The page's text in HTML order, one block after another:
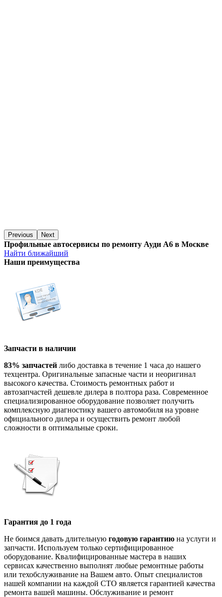
Previous Next
Профильные автосервисы по ремонту Ауди А6 в Москве
Найти ближайший
Наши преимущества
Запчасти в наличии
83% запчастей либо доставка в течение 1 часа до нашего
техцентра. Оригинальные запасные части и неоригинал
высокого качества. Стоимость ремонтных работ и
автозапчастей дешевле дилера в полтора раза. Современное
специализированное оборудование позволяет получить
комплексную диагностику вашего автомобиля на уровне
официального дилера и осуществить ремонт любой
сложности в оптимальные сроки.
Гарантия до 1 года
Не боимся давать длительную годовую гарантию на услуги и
запчасти. Используем только сертифицированное
оборудование. Квалифицированные мастера в наших
сервисах качественно выполнят любые ремонтные работы
или техобслуживание на Вашем авто. Опыт специалистов
нашей компании на каждой СТО является гарантией качества
ремонта вашей машины. Обслуживание и ремонт